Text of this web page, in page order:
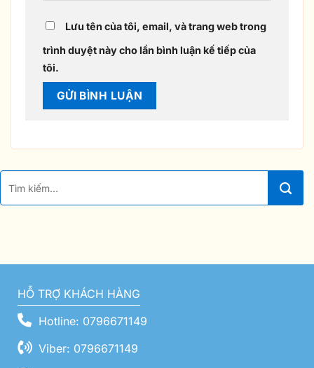
Lưu tên của tôi, email, và trang web trong
trình duyệt này cho lần bình luận kế tiếp của
tôi.
HỖ TRỢ KHÁCH HÀNG
Hotline: 0796671149
Viber: 0796671149